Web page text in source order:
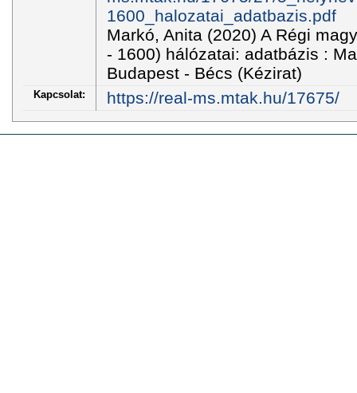
1600_halozatai_adatbazis.pdf
Markó, Anita (2020) A Régi
- 1600) hálózatai: adatbázis :
Budapest - Bécs (Kézirat)
Kapcsolat: https://real-ms.mtak.hu/17675/